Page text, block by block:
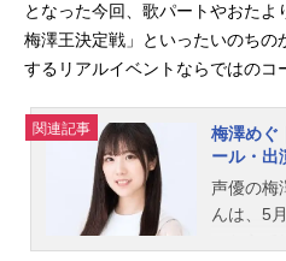
となった今回、歌パートやおた
梅澤王決定戦」といったいのちの
するリアルイベントならではのコ
関連記事
梅澤めぐ
ール・出
声優の梅
んは、5